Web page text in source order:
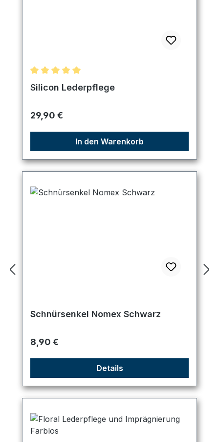
Durchschnittliche Bewertung von 5 von 5 Sternen
Silicon Lederpflege
Regulärer Preis:
29,90 €
In den Warenkorb
Schnürsenkel Nomex Schwarz
Regulärer Preis:
8,90 €
Details